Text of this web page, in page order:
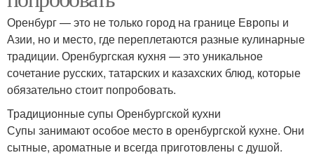
Оренбург — это не только город на границе Европы и
Азии, но и место, где переплетаются разные кулинарные
традиции. Оренбургская кухня — это уникальное
сочетание русских, татарских и казахских блюд, которые
обязательно стоит попробовать.
Традиционные супы Оренбургской кухни
Супы занимают особое место в оренбургской кухне. Они
сытные, ароматные и всегда приготовлены с душой.